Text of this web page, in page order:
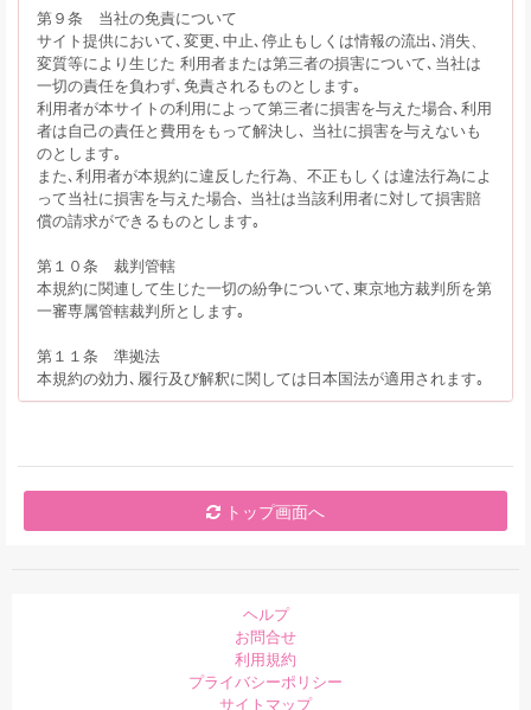
第９条 当社の免責について
サイト提供において､変更､中止､停止もしくは情報の流出､消失、
変質等により生じた 利用者または第三者の損害について､当社は
一切の責任を負わず､免責されるものとします｡
利用者が本サイトの利用によって第三者に損害を与えた場合､利用
者は自己の責任と費用をもって解決し､ 当社に損害を与えないも
のとします｡
また､利用者が本規約に違反した行為、不正もしくは違法行為によ
って当社に損害を与えた場合､ 当社は当該利用者に対して損害賠
償の請求ができるものとします｡
第１０条 裁判管轄
本規約に関連して生じた一切の紛争について､東京地方裁判所を第
一審専属管轄裁判所とします｡
第１１条 準拠法
本規約の効力､履行及び解釈に関しては日本国法が適用されます｡
トップ画面へ
ヘルプ
お問合せ
利用規約
プライバシーポリシー
サイトマップ